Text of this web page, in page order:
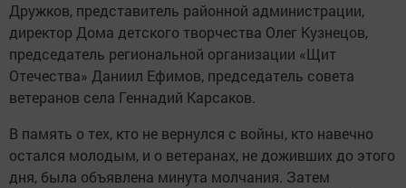
Дружков, представитель районной администрации,
директор Дома детского творчества Олег Кузнецов,
председатель региональной организации «Щит
Отечества» Даниил Ефимов, председатель совета
ветеранов села Геннадий Карсаков.
В память о тех, кто не вернулся с войны, кто навечно
остался молодым, и о ветеранах, не доживших до этого
дня, была объявлена минута молчания. Затем